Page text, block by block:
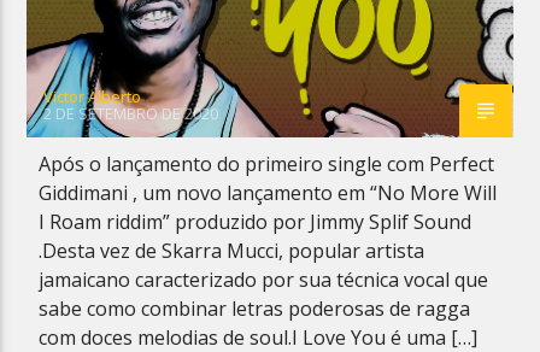
Victor Alberto
2 DE SETEMBRO DE 2020
Após o lançamento do primeiro single com Perfect
Giddimani , um novo lançamento em “No More Will
I Roam riddim” produzido por Jimmy Splif Sound
.Desta vez de Skarra Mucci, popular artista
jamaicano caracterizado por sua técnica vocal que
sabe como combinar letras poderosas de ragga
com doces melodias de soul.I Love You é uma […]